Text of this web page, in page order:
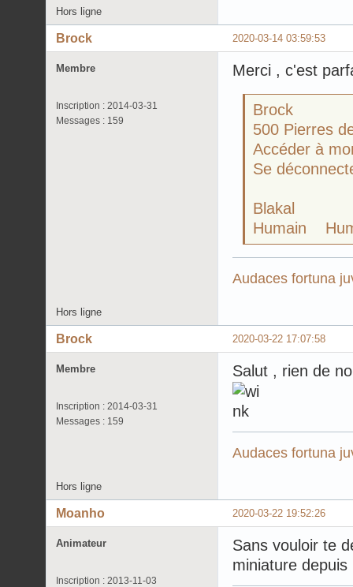
Hors ligne
2020-03-14 03:59:53
Brock
Membre
Inscription : 2014-03-31
Messages : 159
Merci , c'est
Brock
500 Pierres
Accéder à
Se
Blakal
Humain
Audaces fortuna
Hors ligne
2020-03-22 17:07:58
Brock
Membre
Inscription : 2014-03-31
Messages : 159
Salut , rien de
Audaces fortuna
Hors ligne
2020-03-22 19:52:26
Moanho
Animateur
Inscription : 2013-11-03
Sans vouloir te
miniature depuis